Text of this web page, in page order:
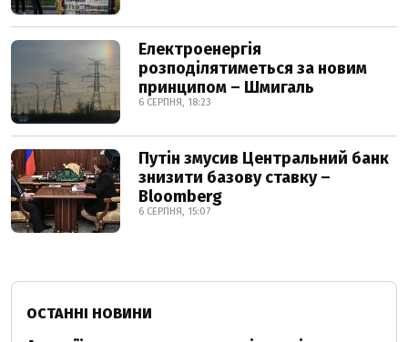
Електроенергія
розподілятиметься за новим
принципом – Шмигаль
6 СЕРПНЯ, 18:23
Путін змусив Центральний банк
знизити базову ставку –
Bloomberg
6 СЕРПНЯ, 15:07
ОСТАННІ НОВИНИ